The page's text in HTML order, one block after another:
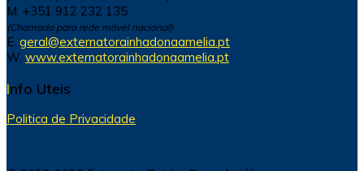
M. +351 912 232 135
(Chamada para rede móvel nacional)
E. geral@externatorainhadonaamelia.pt
W. www.externatorainhadonaamelia.pt
Info Uteis
Politica de Privacidade